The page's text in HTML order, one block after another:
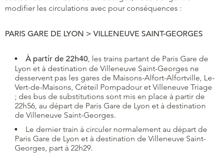
modifier les circulations avec pour conséquences :
PARIS GARE DE LYON > VILLENEUVE SAINT-GEORGES
À partir de 22h40, les trains partant de Paris Gare de
Lyon et à destination de Villeneuve Saint-Georges ne
desservent pas les gares de Maisons-Alfort-Alfortville, Le-
Vert-de-Maisons, Créteil Pompadour et Villeneuve Triage
; des bus de substitutions sont mis en place à partir de
22h56, au départ de Paris Gare de Lyon et à destination
de Villeneuve Saint-Georges.
Le dernier train à circuler normalement au départ de
Paris Gare de Lyon et à destination de Villeneuve Saint-
Georges, part à 22h29.